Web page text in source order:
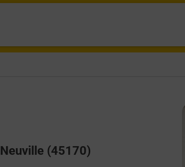
(45170)